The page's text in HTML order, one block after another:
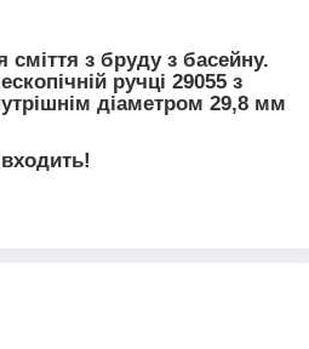
з бруду з басейну.
ручці 29055 з
діаметром 29,8 мм